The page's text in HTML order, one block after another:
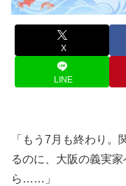
X
LINE
「もう7月も終わり
るのに、大阪の義実
ら……」